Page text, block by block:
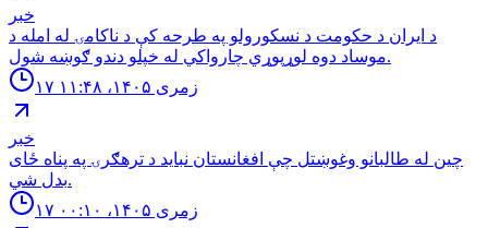
خبر
د ایران د حکومت د نسکورولو په طرحه کې د ناکامۍ له امله د
موساد دوه لوړپوړي چارواکي له خپلو دندو ګوښه شول.
۱۷ زمری ۱۴۰۵، ۱۱:۴۸
خبر
چین له طالبانو وغوښتل چې افغانستان نباید د ترهګرۍ په پناه ځای
بدل شي.
۱۷ زمری ۱۴۰۵، ۰۰:۱۰